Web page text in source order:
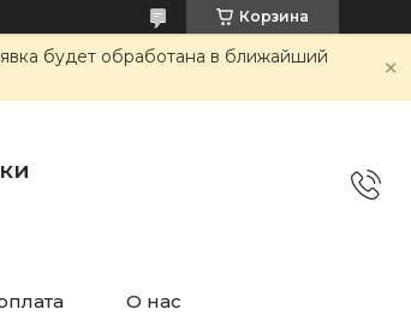
Корзина
будет обработана в ближайший
О нас